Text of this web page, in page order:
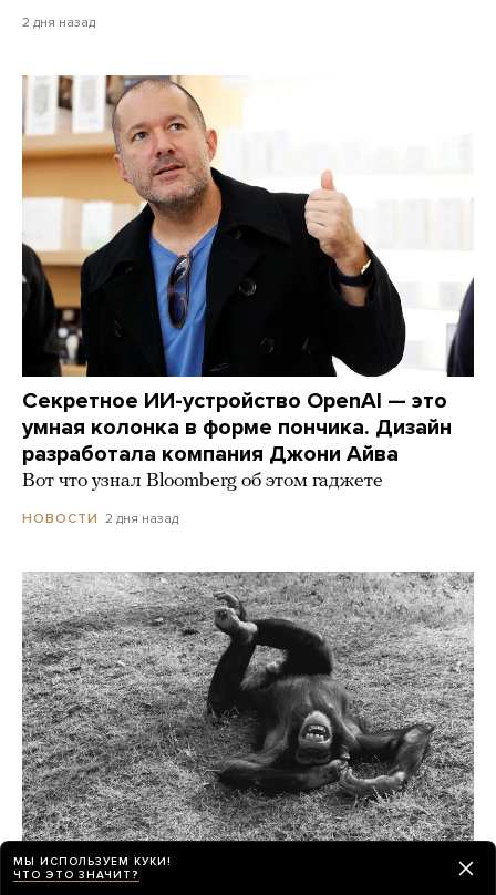
2 дня назад
Секретное ИИ-устройство OpenAI — это
умная колонка в форме пончика. Дизайн
разработала компания Джони Айва
Вот что узнал Bloomberg об этом гаджете
НОВОСТИ 2 дня назад
МЫ ИСПОЛЬЗУЕМ КУКИ!
ЧТО ЭТО ЗНАЧИТ?